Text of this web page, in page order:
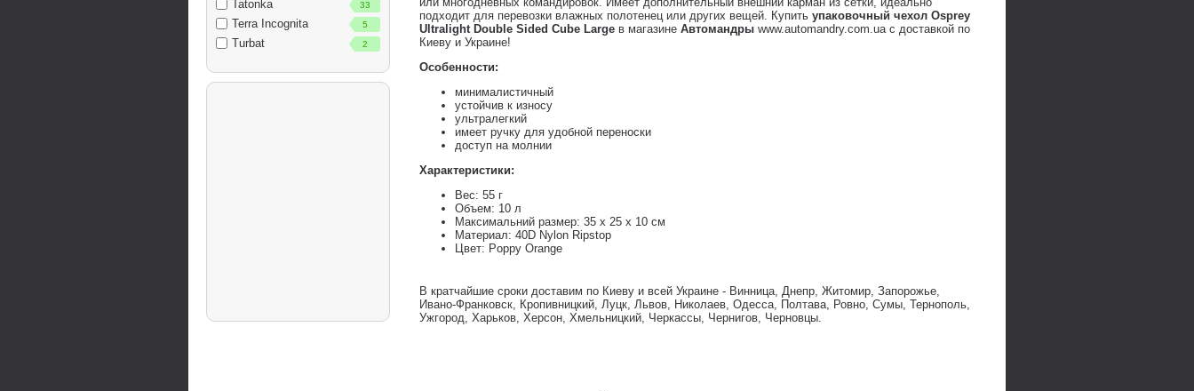
Tatonka 33
Terra Incognita 5
Turbat 2
подходит для перевозки влажных полотенец или других вещей. Купить упаковочный чехол Osprey
Ultralight Double Sided Cube Large в магазине Автомандры www.automandry.com.ua с доставкой по
Киеву и Украине!
Особенности:
минималистичный
устойчив к износу
ультралегкий
имеет ручку для удобной переноски
доступ на молнии
Характеристики:
Вес: 55 г
Объем: 10 л
Максимальний размер: 35 x 25 x 10 см
Материал: 40D Nylon Ripstop
Цвет: Poppy Orange
В кратчайшие сроки доставим по Киеву и всей Украине - Винница, Днепр, Житомир, Запорожье,
Ивано-Франковск, Кропивницкий, Луцк, Львов, Николаев, Одесса, Полтава, Ровно, Сумы, Тернополь,
Ужгород, Харьков, Херсон, Хмельницкий, Черкассы, Чернигов, Черновцы.